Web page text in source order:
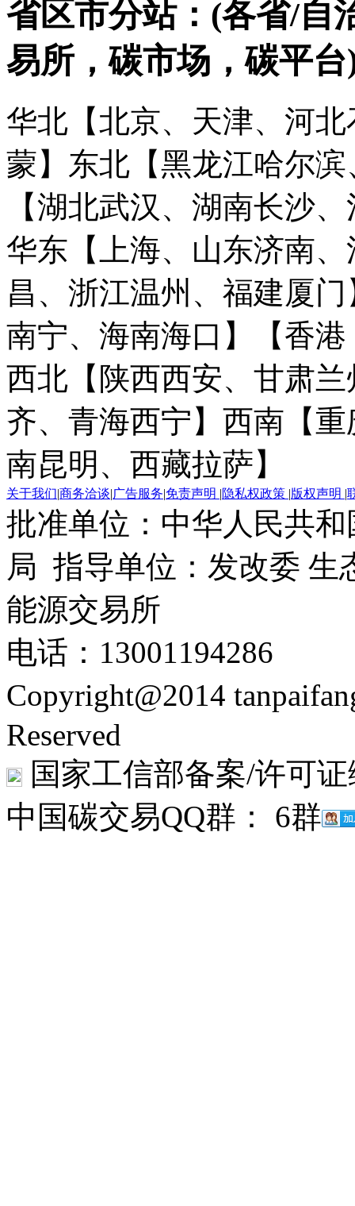
省区市分站：(各省/自
易所，碳市场，碳平台
华北【北京、天津、河
蒙】 东北【黑龙江哈尔
【湖北武汉、湖南长沙
华东【上海、山东济南
昌、浙江温州、福建厦门
南宁、海南海口】
【香
西北【陕西西安、甘肃
齐、青海西宁】 西南【
南昆明、西藏拉萨】
关于我们|商务洽谈|广告服务|免责声明 |隐私权政策 |版权声明 |
批准单位：中华人民共
局 指导单位：发改委 生
能源交易所
电话：13001194286
Copyright@2014
Reserved
国家工信部备案/许可
中国碳交易QQ群： 6群